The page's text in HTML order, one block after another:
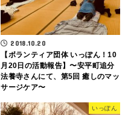
2018.10.20
【ボランティア団体 いっぽん！10
月20日の活動報告】〜安平町追分
法養寺さんにて、第5回 癒しのマッ
サージケア〜
いっぽん